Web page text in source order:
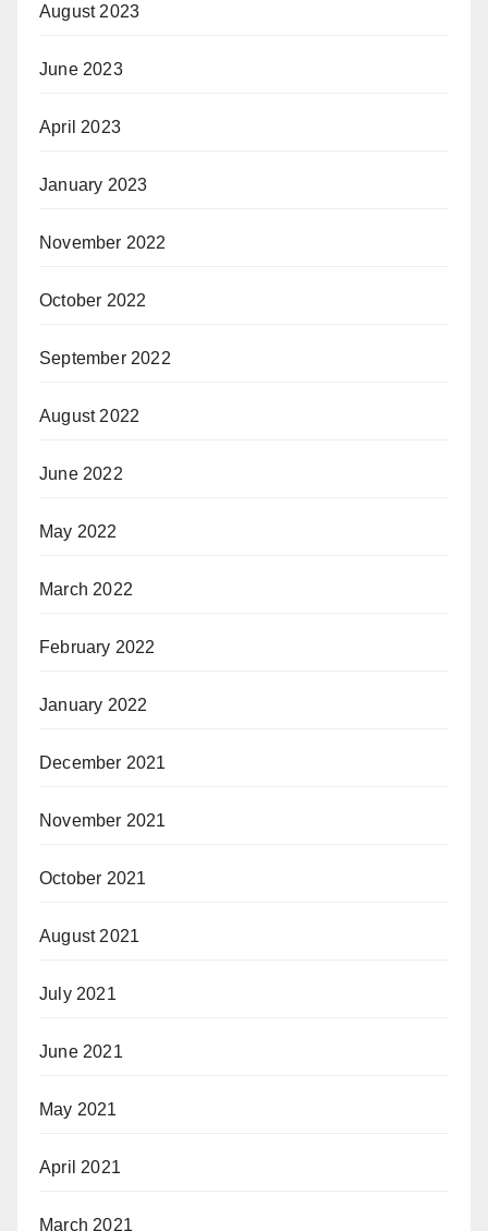
August 2023
June 2023
April 2023
January 2023
November 2022
October 2022
September 2022
August 2022
June 2022
May 2022
March 2022
February 2022
January 2022
December 2021
November 2021
October 2021
August 2021
July 2021
June 2021
May 2021
April 2021
March 2021